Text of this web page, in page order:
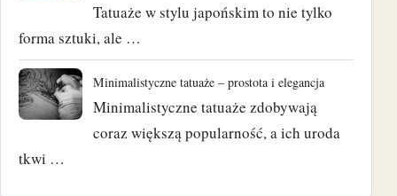
Tatuaże w stylu japońskim to nie tylko
forma sztuki, ale …
Minimalistyczne tatuaże – prostota i elegancja
Minimalistyczne tatuaże zdobywają
coraz większą popularność, a ich uroda
tkwi …